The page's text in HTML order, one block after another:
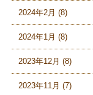
2024年2月 (8)
2024年1月 (8)
2023年12月 (8)
2023年11月 (7)